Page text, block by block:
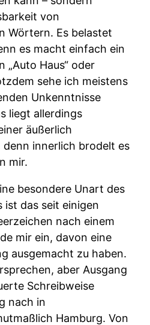
von
Wörtern. Es belastet
es macht einfach ein
„Auto Haus“ oder
sehe ich meistens
Unkenntnisse
liegt allerdings
äußerlich
innerlich brodelt es
mir.
besondere Unart des
ist das seit einigen
nach einem
mir ein, davon eine
ausgemacht zu haben.
aber Ausgang
Schreibweise
nach in
Hamburg. Von